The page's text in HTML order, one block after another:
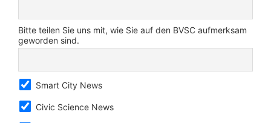
Bitte teilen Sie uns mit, wie Sie auf den BVSC aufmerksam
geworden sind.
Smart City News
Civic Science News